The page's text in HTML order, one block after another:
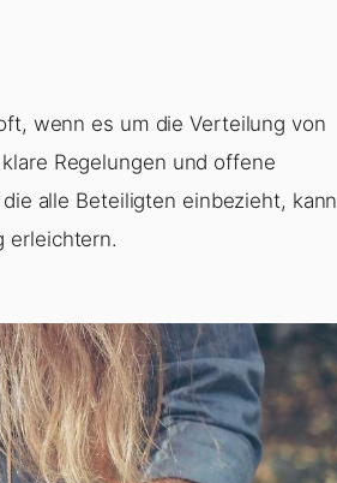
wenn es um die Verteilung von
Regelungen und offene
alle Beteiligten einbezieht, kann
erleichtern.